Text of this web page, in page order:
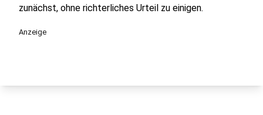
zunächst, ohne richterliches Urteil zu einigen.
Anzeige